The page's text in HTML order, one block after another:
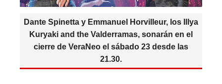
Dante Spinetta y Emmanuel Horvilleur, los Illya
Kuryaki and the Valderramas, sonarán en el
cierre de VeraNeo el sábado 23 desde las
21.30.